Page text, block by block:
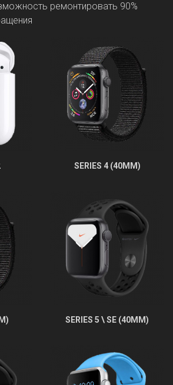
ремонтировать 90%
SERIES 4 (40MM)
SERIES 5 \ SE (40MM)